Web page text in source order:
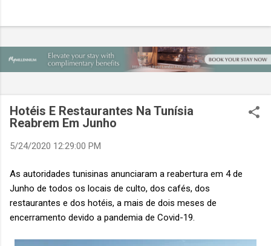
“Baggage IT Insights” de 2026 da SITA, a 20ª edição anual
desse importante estudo de referência à indústria. (© SITA)
custa ao setor US$ 6,3 bilhões anualmente. Cada mala
extraviada acarreta um custo médio de US$ 260. Com um
extraviada anula o lucro de mais de 30 assentos vendidos, e
Hotéis E Restaurantes Na Tunísia
Reabrem Em Junho
5/24/2020 12:29:00 PM
As autoridades tunisinas anunciaram a reabertura em 4 de
Junho de todos os locais de culto, dos cafés, dos
restaurantes e dos hotéis, a mais de dois meses de
encerramento devido a pandemia de Covid-19.